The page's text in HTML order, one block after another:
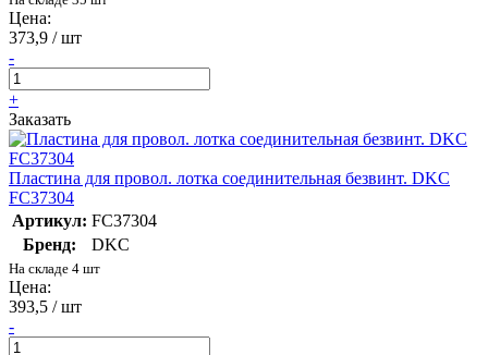
Цена:
373,9 / шт
-
+
Заказать
Пластина для провол. лотка соединительная безвинт. DKC
FC37304
Артикул: FC37304
Бренд:
DKC
На складе 4 шт
Цена:
393,5 / шт
-